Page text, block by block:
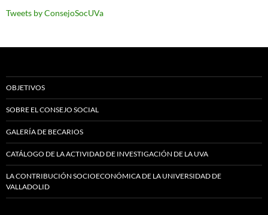
Tweets by ConsejoSocUVa
OBJETIVOS
SOBRE EL CONSEJO SOCIAL
GALERÍA DE BECARIOS
CATÁLOGO DE LA ACTIVIDAD DE INVESTIGACIÓN DE LA UVA
LA CONTRIBUCIÓN SOCIOECONÓMICA DE LA UNIVERSIDAD DE
VALLADOLID